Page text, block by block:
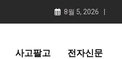
8월 5, 2026
사고팔고 전자신문